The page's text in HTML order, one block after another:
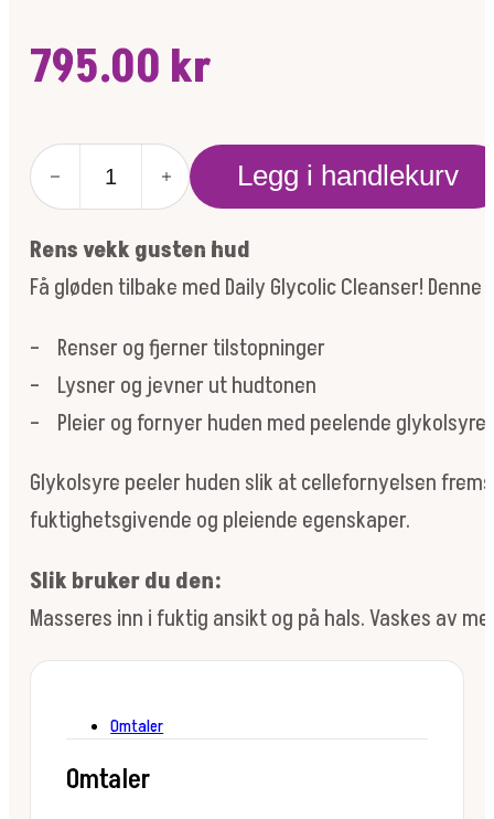
795.00 kr
DAILY
GLYCOLIC
CLEANSER
antall
Legg i handlekurv
Rens vekk gusten hud
Få gløden tilbake med Daily Glycolic Cleanser!
– Renser og fjerner tilstopninger
– Lysner og jevner ut hudtonen
– Pleier og fornyer huden med peelende glykolsyre
Glykolsyre peeler huden slik at cellefornyelsen
fuktighetsgivende og pleiende egenskaper.
Slik bruker du den:
Masseres inn i fuktig ansikt og på hals. Vaskes av
Omtaler
Omtaler